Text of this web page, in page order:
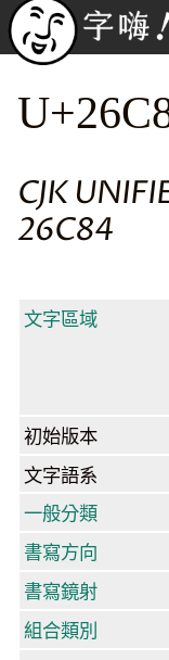
CJK
26C84
文字區域
初始版本
文字語系
一般分類
書寫方向
書寫鏡射
組合類別